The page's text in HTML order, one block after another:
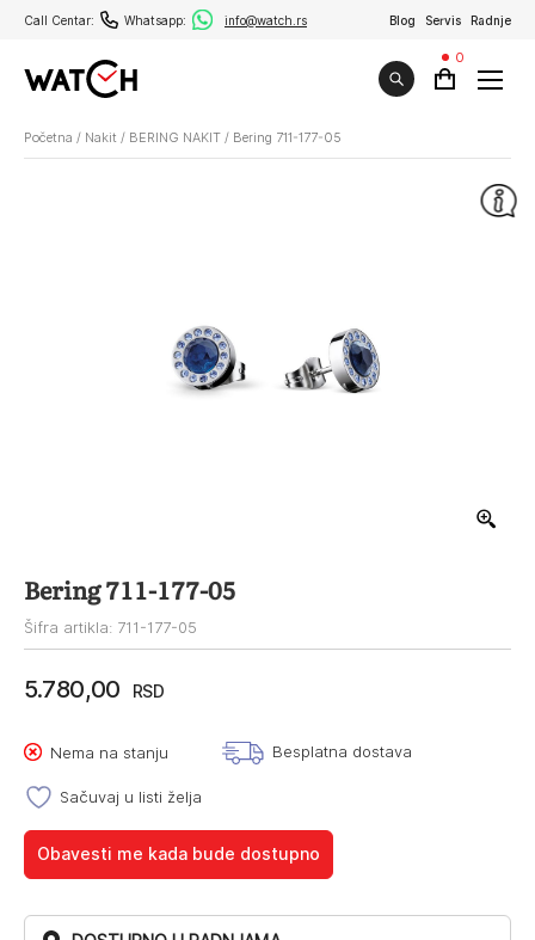
Call Centar: Whatsapp: info@watch.rs Blog Servis Radnje
0
Početna / Nakit / BERING NAKIT / Bering 711-177-05
Bering 711-177-05
Šifra artikla: 711-177-05
5.780,00 RSD
Nema na stanju Besplatna dostava
Sačuvaj u listi želja
Obavesti me kada bude dostupno